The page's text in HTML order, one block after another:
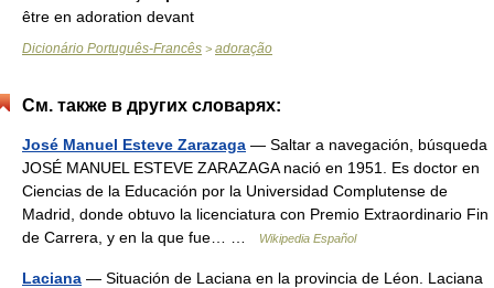
être en adoration devant
Dicionário Português-Francês > adoração
См. также в других словарях:
José Manuel Esteve Zarazaga — Saltar a navegación, búsqueda
JOSÉ MANUEL ESTEVE ZARAZAGA nació en 1951. Es doctor en
Ciencias de la Educación por la Universidad Complutense de
Madrid, donde obtuvo la licenciatura con Premio Extraordinario Fin
de Carrera, y en la que fue… …
Wikipedia Español
Laciana — Situación de Laciana en la provincia de Léon. Laciana